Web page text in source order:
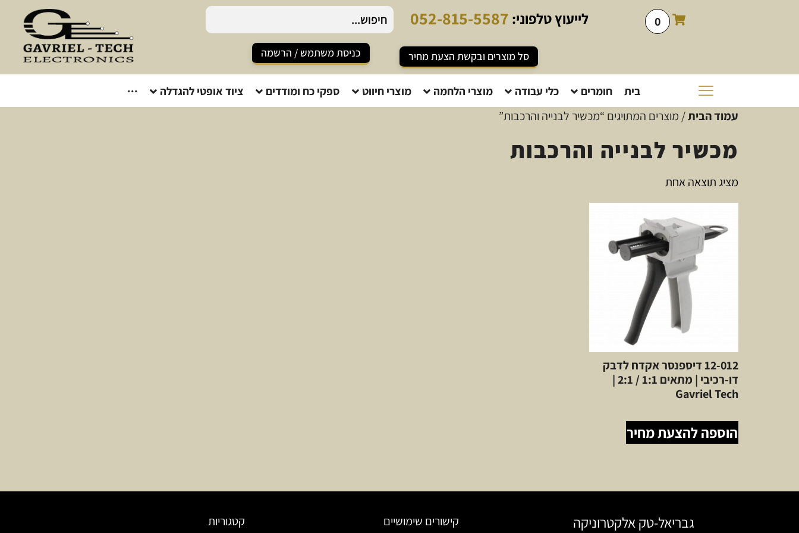
0 לייעוץטלפוני: 052-815-5587
סל מוצרים ובקשת הצעת מחיר כניסת משתמש / הרשמה
בית חומרים כלי עבודה מוצרי הלחמה מוצרי חיווט ספקי כח ומודדים ציוד אופטי להגדלה ···
עמוד הבית/ מוצרים המתויגים “מכשיר לבנייה והרכבות”
מכשיר לבנייה והרכבות
מציג תוצאה אחת
12-012 דיספנסר אקדח לדבק
דו-רכיבי | מתאים 1:1 / 2:1 |
Gavriel Tech
הוספה להצעת מחיר
גבריאל-טק אלקטרוניקה קישורים שימושיים קטגוריות